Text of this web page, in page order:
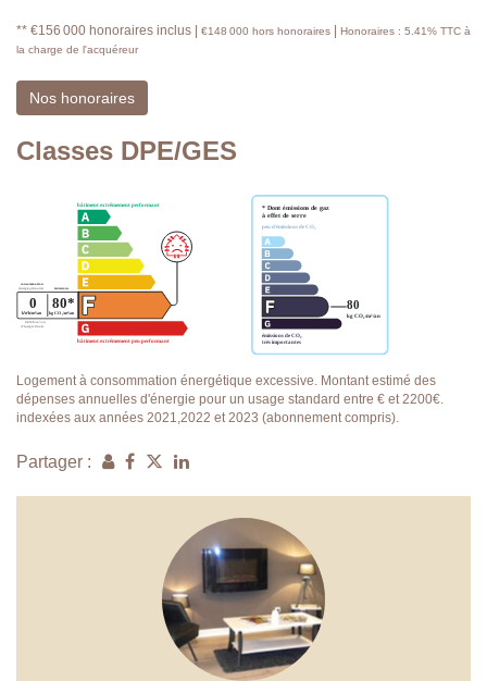
** €156 000 honoraires inclus €148 000 hors honoraires
Honoraires : 5.41% TTC à
la charge de l'acquéreur
Nos honoraires
Classes DPE/GES
Logement à consommation énergétique excessive. Montant estimé des
dépenses annuelles d'énergie pour un usage standard entre € et 2200€.
indexées aux années 2021,2022 et 2023 (abonnement compris).
Partager :